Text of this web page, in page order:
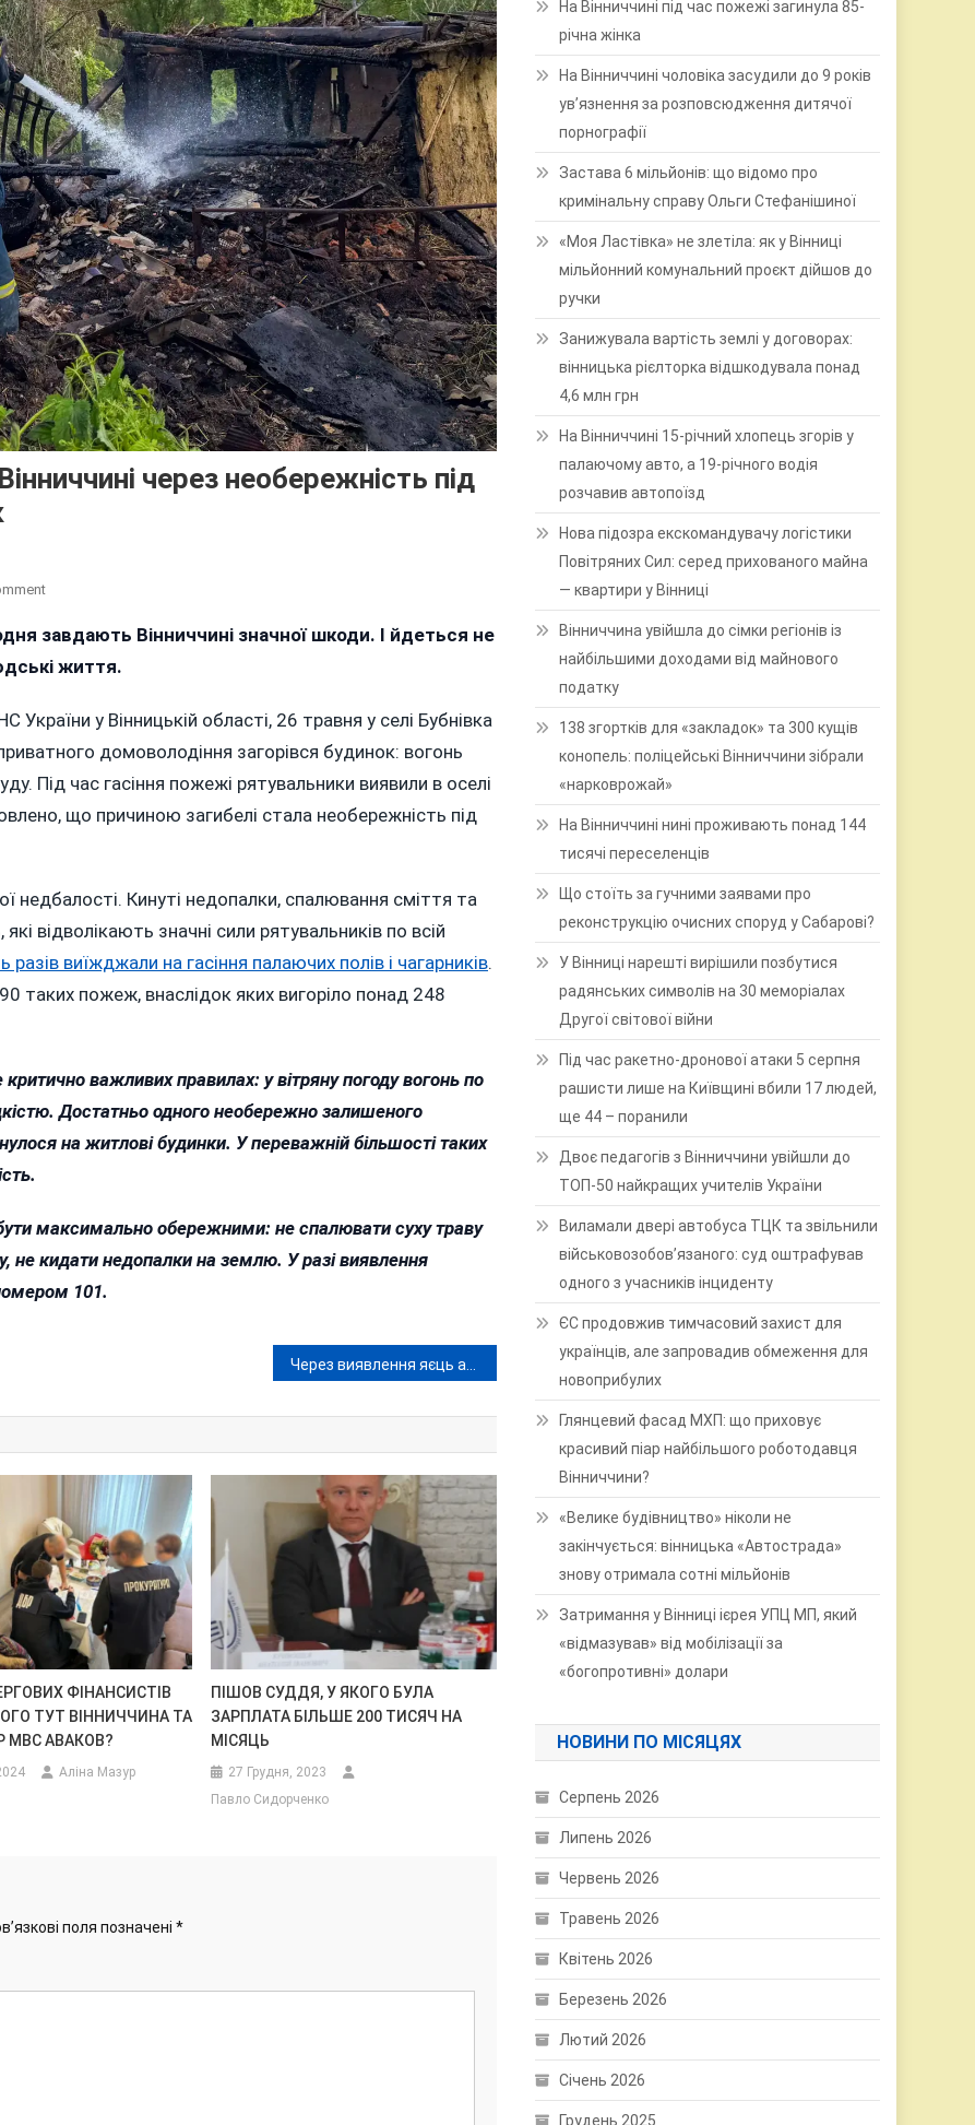
через необережність під
On
Пожежі
Згорів
На
Необережність
Під
Зайнявся
завдають Вінниччині значної шкоди. І йдеться не
життя.
України у Вінницькій області, 26 травня у селі Бубнівка
домоволодіння загорівся будинок: вогонь
Під час гасіння пожежі рятувальники виявили в оселі
що причиною загибелі стала необережність під
недбалості. Кинуті недопалки, спалювання сміття та
відволікають значні сили рятувальників по всій
разів виїжджали на гасіння палаючих полів і чагарників.
таких пожеж, внаслідок яких вигоріло понад 248
важливих правилах: у вітряну погоду вогонь по
Достатньо одного необережно залишеного
на житлові будинки. У переважній більшості таких
максимально обережними: не спалювати суху траву
не кидати недопалки на землю. У разі виявлення
101.
ФІНАНСИСТІВ
ТУТ ВІННИЧЧИНА ТА
МВС АВАКОВ?
Аліна Мазур
ПІШОВ СУДДЯ, У ЯКОГО БУЛА
ЗАРПЛАТА БІЛЬШЕ 200 ТИСЯЧ НА
МІСЯЦЬ
27 Грудня, 2023
Павло Сидорченко
поля позначені *
На Вінниччині під час пожежі загинула 85-
річна жінка
На Вінниччині чоловіка засудили до 9 років
ув’язнення за розповсюдження дитячої
порнографії
Застава 6 мільйонів: що відомо про
кримінальну справу Ольги Стефанішиної
«Моя Ластівка» не злетіла: як у Вінниці
мільйонний комунальний проєкт дійшов до
ручки
Занижувала вартість землі у договорах:
вінницька рієлторка відшкодувала понад
4,6 млн грн
На Вінниччині 15-річний хлопець згорів у
палаючому авто, а 19-річного водія
розчавив автопоїзд
Нова підозра екскомандувачу логістики
Повітряних Сил: серед прихованого майна
— квартири у Вінниці
Вінниччина увійшла до сімки регіонів із
найбільшими доходами від майнового
податку
138 згортків для «закладок» та 300 кущів
конопель: поліцейські Вінниччини зібрали
«нарковрожай»
На Вінниччині нині проживають понад 144
тисячі переселенців
Що стоїть за гучними заявами про
реконструкцію очисних споруд у Сабарові?
У Вінниці нарешті вирішили позбутися
радянських символів на 30 меморіалах
Другої світової війни
Під час ракетно-дронової атаки 5 серпня
рашисти лише на Київщині вбили 17 людей,
ще 44 – поранили
Двоє педагогів з Вінниччини увійшли до
ТОП-50 найкращих учителів України
Виламали двері автобуса ТЦК та звільнили
військовозобов’язаного: суд оштрафував
одного з учасників інциденту
ЄС продовжив тимчасовий захист для
українців, але запровадив обмеження для
новоприбулих
Глянцевий фасад МХП: що приховує
красивий піар найбільшого роботодавця
Вінниччини?
«Велике будівництво» ніколи не
закінчується: вінницька «Автострада»
знову отримала сотні мільйонів
Затримання у Вінниці ієрея УПЦ МП, який
«відмазував» від мобілізації за
«богопротивні» долари
НОВИНИ ПО МІСЯЦЯХ
Серпень 2026
Липень 2026
Червень 2026
Травень 2026
Квітень 2026
Березень 2026
Лютий 2026
Січень 2026
Грудень 2025